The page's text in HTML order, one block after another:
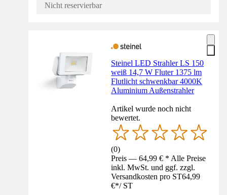
Nicht reservierbar
Steinel LED Strahler LS 150
weiß 14,7 W Fluter 1375 lm
Flutlicht schwenkbar 4000K
Aluminium Außenstrahler
Artikel wurde noch nicht
bewertet.
(0)
Preis — 64,99 € * Alle Preise
inkl. MwSt. und ggf. zzgl.
Versandkosten pro ST64,99
€*/ ST